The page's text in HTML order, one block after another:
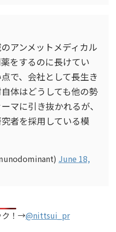
アンメットメディカル
をするのに長けてい
で、会社として長生き
体はどうしても他の勢
マに引き抜かれるが、
者を採用している模
June 18,
ク！→@nittsui_pr